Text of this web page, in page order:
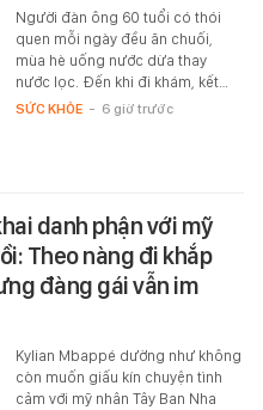
Người đàn ông 60 tuổi có thói
quen mỗi ngày đều ăn chuối,
mùa hè uống nước dừa thay
nước lọc. Đến khi đi khám, kết…
SỨC KHỎE - 6 giờ trước
danh phận với mỹ
Theo nàng đi khắp
đàng gái vẫn im
Kylian Mbappé dường như không
còn muốn giấu kín chuyện tình
cảm với mỹ nhân Tây Ban Nha